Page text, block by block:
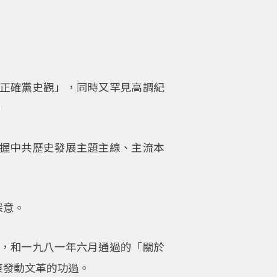
確黨史觀」，同時又罕見高調紀
中共歷史發展主題主線、主流本
。
和一九八一年六月通過的「關於
動文革的功過。